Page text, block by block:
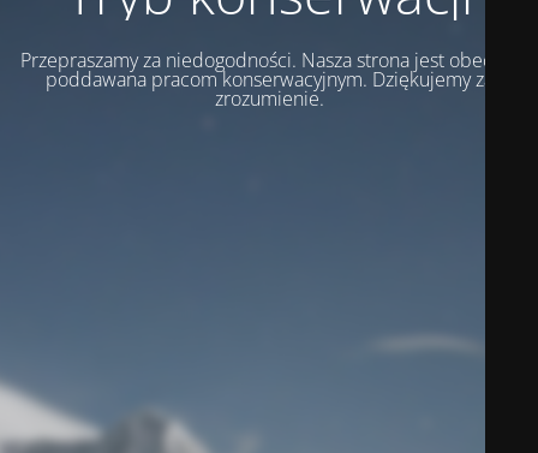
Przepraszamy za niedogodności. Nasza strona jest obecnie
poddawana pracom konserwacyjnym. Dziękujemy za
zrozumienie.